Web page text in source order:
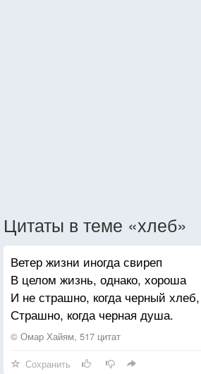
Цитаты в теме «хлеб»
Ветер жизни иногда свиреп
В целом жизнь, однако, хороша
И не страшно, когда черный хлеб,
Страшно, когда черная душа.
© Омар Хайям, 517 цитат
Сохранить